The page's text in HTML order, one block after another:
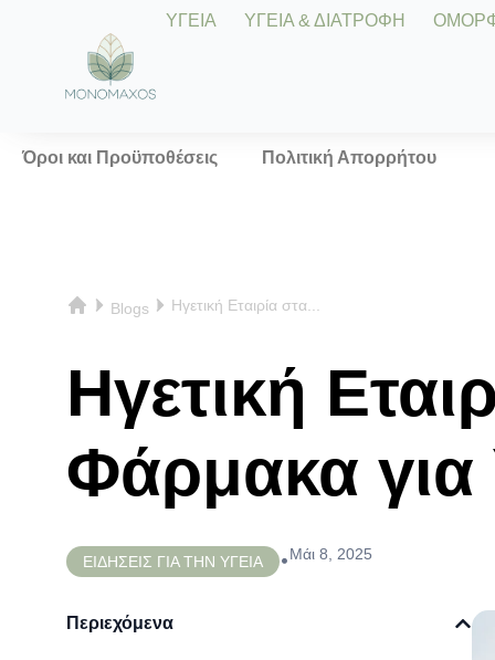
ΥΓΕΙΑ ΥΓΕΙΑ & ΔΙΑΤΡΟΦΗ
Όροι και Προϋποθέσεις Πολιτική Απορρήτου
Blogs Ηγετική Εταιρία στα...
Ηγετική
Φάρμακα για
ΕΙΔΗΣΕΙΣ ΓΙΑ ΤΗΝ ΥΓΕΙΑ •Μάι 8, 2025
Περιεχόμενα